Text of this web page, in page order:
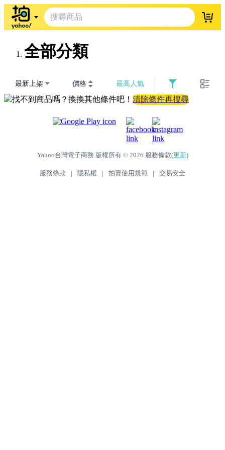
登入
全部分類
最新上架 價格 最高人氣
找不到商品嗎？換換其他條件吧！ 清除條件再搜尋
Yahoo台灣電子商務 版權所有 © 2026 服務條款(更新)
服務條款 | 隱私權 | 拍賣使用規範 | 交易安全